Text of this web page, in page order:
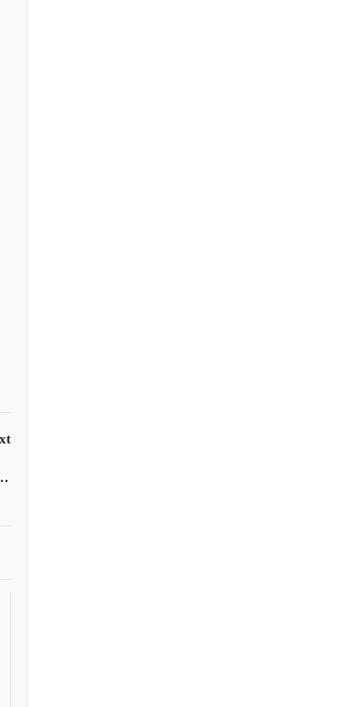
de tránsito en Ventaquemada